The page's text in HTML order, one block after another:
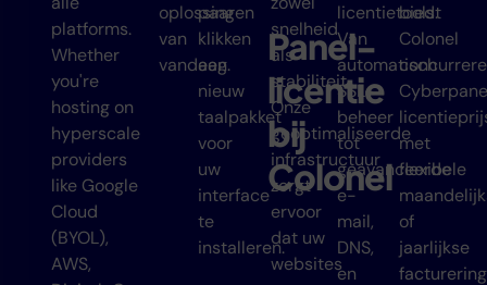
platforms.
Whether
you're
hosting on
hyperscale
providers
like Google
Cloud
(BYOL),
AWS,
oplossingen
van
vandaag.
paar
klikken
een
nieuw
taalpakket
voor
uw
interface
te
installeren.
Panel-
licentie
bij
Colonel
snelheid
als
stabiliteit.
Onze
geoptimaliseerde
infrastructuur
zorgt
ervoor
dat uw
websites
licentietools.
Van
automatisch
SSL-
beheer
tot
geavanceerde
e-
mail,
DNS,
en
biedt
Colonel
met
flexibele
of
jaarlijkse